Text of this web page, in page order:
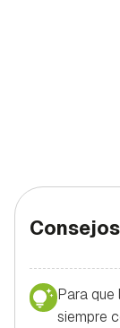
Para que
siempre